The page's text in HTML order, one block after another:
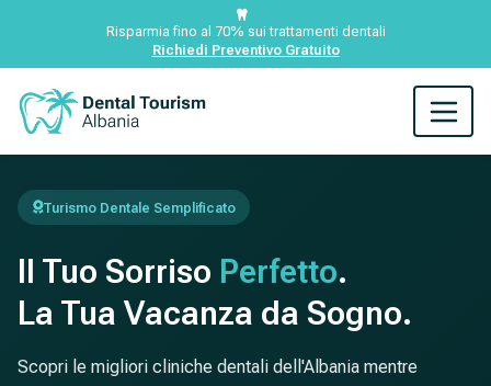
Risparmia fino al 70% sui trattamenti dentali
Richiedi Preventivo Gratuito
Turismo Dentale Semplificato
Il Tuo Sorriso Perfetto.
La Tua Vacanza da Sogno.
Scopri le migliori cliniche dentali dell'Albania mentre